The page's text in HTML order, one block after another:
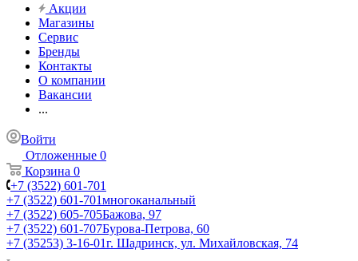
Акции
Магазины
Сервис
Бренды
Контакты
О компании
Вакансии
...
Войти
Отложенные 0
Корзина 0
+7 (3522) 601-701
+7 (3522) 601-701многоканальный
+7 (3522) 605-705Бажова, 97
+7 (3522) 601-707Бурова-Петрова, 60
+7 (35253) 3-16-01г. Шадринск, ул. Михайловская, 74